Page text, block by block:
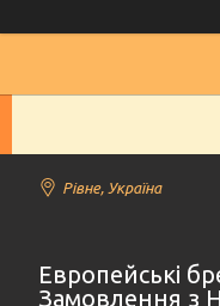
Рівне, Україна
Европейські
Замовлення з